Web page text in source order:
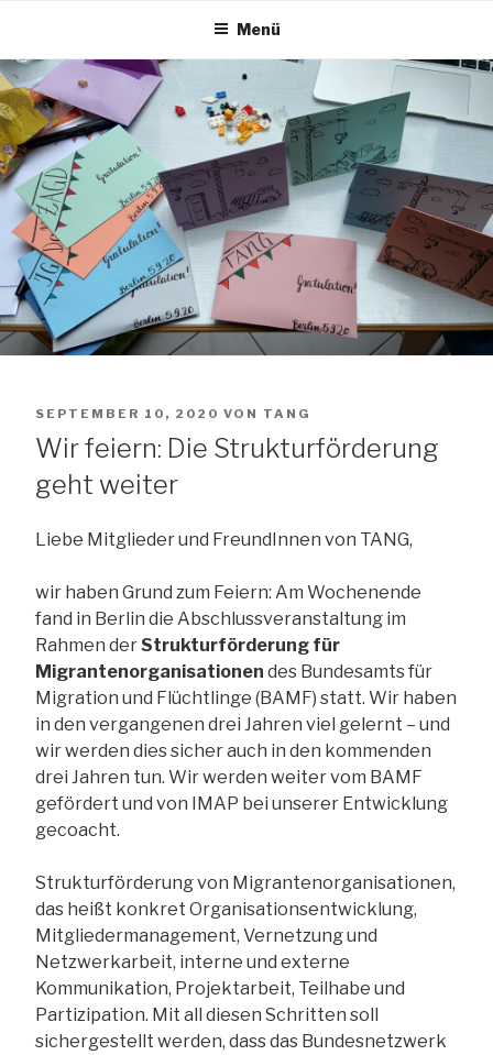
springen
TANG e.V.
The African Network of Germany
Menü
VERÖFFENTLICHT
AM
SEPTEMBER 10, 2020 VON TANG
Wir feiern: Die Strukturförderung
geht weiter
Liebe Mitglieder und FreundInnen von TANG,
wir haben Grund zum Feiern: Am Wochenende
fand in Berlin die Abschlussveranstaltung im
Rahmen derStrukturförderung für
Migrantenorganisationen des Bundesamts für
Migration und Flüchtlinge (BAMF) statt. Wir haben
in den vergangenen drei Jahren viel gelernt – und
wir werden dies sicher auch in den kommenden
drei Jahren tun. Wir werden weiter vom BAMF
gefördert und von IMAP bei unserer Entwicklung
gecoacht.
Strukturförderung von Migrantenorganisationen,
das heißt konkret Organisationsentwicklung,
Mitgliedermanagement, Vernetzung und
Netzwerkarbeit, interne und externe
Kommunikation, Projektarbeit, Teilhabe und
Partizipation. Mit all diesen Schritten soll
sichergestellt werden, dass das Bundesnetzwerk